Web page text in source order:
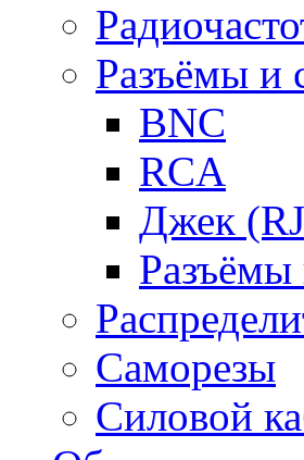
Разъёмы и
BNC
RCA
Джек
Саморезы
Силовой